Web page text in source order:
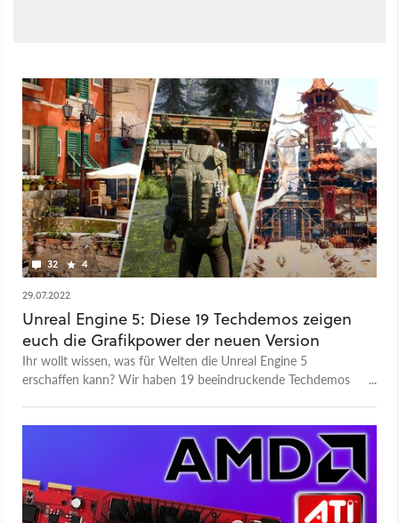
32 4
29.07.2022
Unreal Engine 5: Diese 19 Techdemos zeigen
euch die Grafikpower der neuen Version
Ihr wollt wissen, was für Welten die Unreal Engine 5
erschaffen kann? Wir haben 19 beeindruckende Techdemos